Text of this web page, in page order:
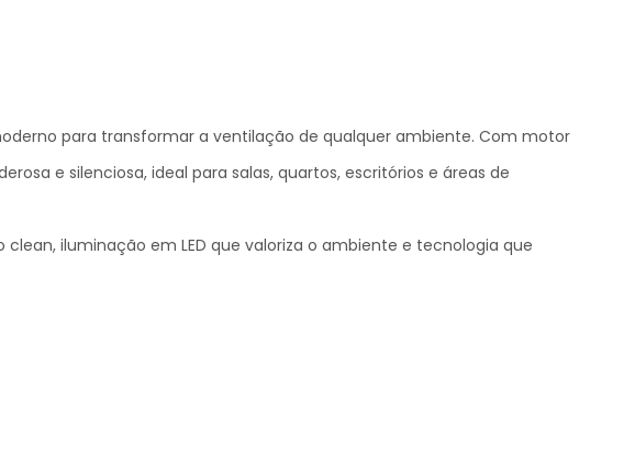
para transformar a ventilação de qualquer ambiente. Com motor
e silenciosa, ideal para salas, quartos, escritórios e áreas de
iluminação em LED que valoriza o ambiente e tecnologia que